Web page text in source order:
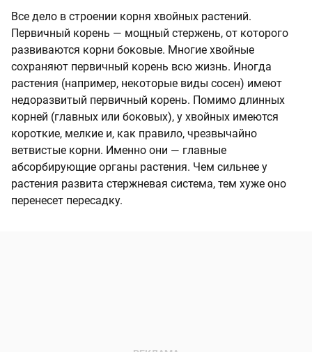
Все дело в строении корня хвойных растений.
Первичный корень — мощный стержень, от которого
развиваются корни боковые. Многие хвойные
сохраняют первичный корень всю жизнь. Иногда
растения (например, некоторые виды сосен) имеют
недоразвитый первичный корень. Помимо длинных
корней (главных или боковых), у хвойных имеются
короткие, мелкие и, как правило, чрезвычайно
ветвистые корни. Именно они — главные
абсорбирующие органы растения. Чем сильнее у
растения развита стержневая система, тем хуже оно
перенесет пересадку.